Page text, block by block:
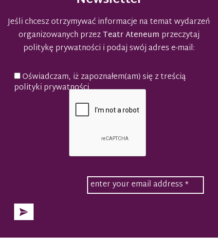
Jeśli chcesz otrzymywać informacje na temat wydarzeń
organizowanych przezTeatr Ateneum przeczytaj
politykę prywatności i podaj swój adres e-mail:
Oświadczam, iż zapoznałem(am) się z treścią
polityki prywatności